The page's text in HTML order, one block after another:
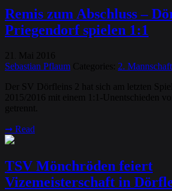
Remis zum Abschluss –
Priegendorf spielen 1:1
Mai
2016
Sebastian Pflaum Categories: 2. Mannschaft
Der SV Dörfleins 2 hat sich am letzten
2015/2016 mit einem 1:1-Unentschieden
getrennt.
➞ Read
TSV Mönchröden feiert
Vizemeisterschaft in